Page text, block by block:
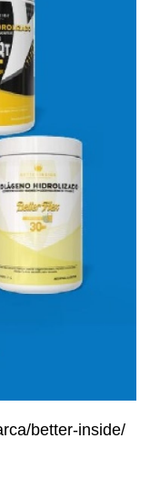
better-inside/